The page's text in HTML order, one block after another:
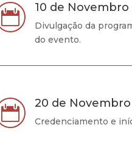

10 de
Divulgação da
do evento.

20 de
Credenciamento e